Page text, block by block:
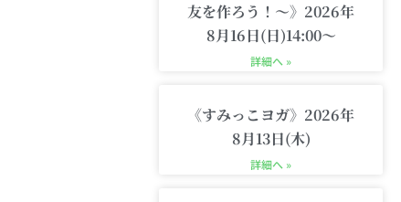
友を作ろう！〜》2026年
8月16日(日)14:00〜
詳細へ »
《すみっこヨガ》2026年
8月13日(木)
詳細へ »